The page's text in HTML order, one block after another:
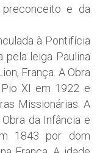
e da
à Pontifícia
pela leiga Paulina
França. A Obra
XI em 1922 e
Missionárias. A
da Infância e
1843 por dom